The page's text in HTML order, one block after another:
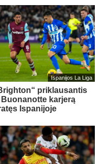
Ispanijos La Liga
priklausantis
Buonanotte karjerą
Ispanijoje